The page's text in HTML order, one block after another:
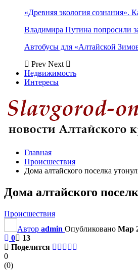
«Древняя экология сознания».
Владимира Путина попросили
Автобусы для «Алтайской
Prev Next
Недвижимость
Интересы
Главная
Происшествия
Дома алтайского поселка
Дома алтайского
Происшествия
Автор admin Опубликовано Мар
0
13
Поделится
0
(0)